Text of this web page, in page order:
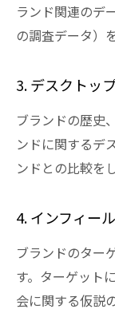
ランド関連のデ
の調査データ）
3. デスクトッ
ブランドの歴史
ンドに関するデ
ンドとの比較を
4. インフィー
ブランドのター
す。ターゲット
会に関する仮説